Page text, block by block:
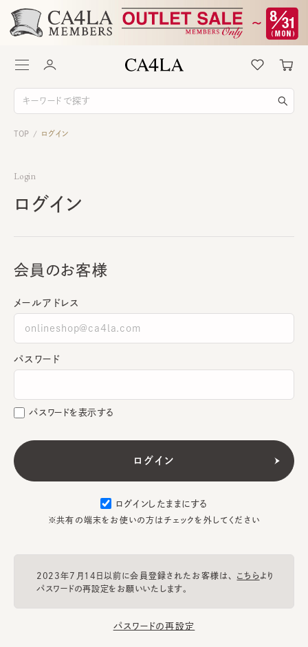
TOP / ログイン
Login
ログイン
会員のお客様
メールアドレス
パスワード
パスワードを表示する
ログインしたままにする
※共有の端末をお使いの方はチェックを外してください
2023年7月14日以前に会員登録されたお客様は、 こちらより
パスワードの再設定をお願いいたします。
パスワードの再設定